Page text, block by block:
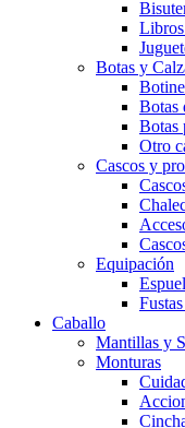
Botas y
Botas
Botas
Otro
Cascos y
Equipación
Caballo
Mantillas y
Monturas